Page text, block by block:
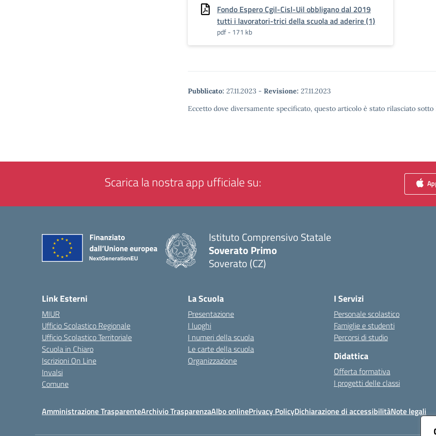
Fondo Espero Cgil-Cisl-Uil obbligano dal 2019
tutti i lavoratori-trici della scuola ad aderire (1)
pdf - 171 kb
Pubblicato: 27.11.2023 - Revisione: 27.11.2023
Eccetto dove diversamente specificato, questo articolo è stato rilasciato
Scarica la nostra app ufficiale su:
Istituto Comprensivo Statale
Soverato Primo
Soverato (CZ)
Link Esterni
MIUR
Ufficio Scolastico Regionale
Ufficio Scolastico Territoriale
Scuola in Chiaro
Iscrizioni On Line
Invalsi
Comune
La Scuola
Presentazione
I luoghi
I numeri della scuola
Le carte della scuola
Organizzazione
I Servizi
Personale scolastico
Famiglie e studenti
Percorsi di studio
Didattica
Offerta formativa
I progetti delle classi
Amministrazione TrasparenteArchivio TrasparenzaAlbo onlinePrivacy PolicyDichiarazione di accessibilitàNote legali